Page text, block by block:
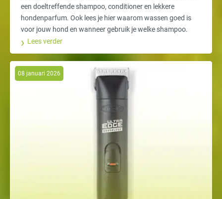
een doeltreffende shampoo, conditioner en lekkere
hondenparfum. Ook lees je hier waarom wassen goed is
voor jouw hond en wanneer gebruik je welke shampoo.
Lees verder
08 januari 2026